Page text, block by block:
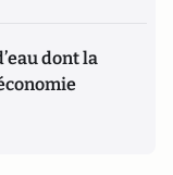
dont la